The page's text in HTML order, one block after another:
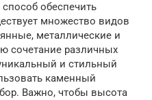
обеспечить
множество видов
металлические и
сочетание различных
и стильный
каменный
Важно, чтобы высота